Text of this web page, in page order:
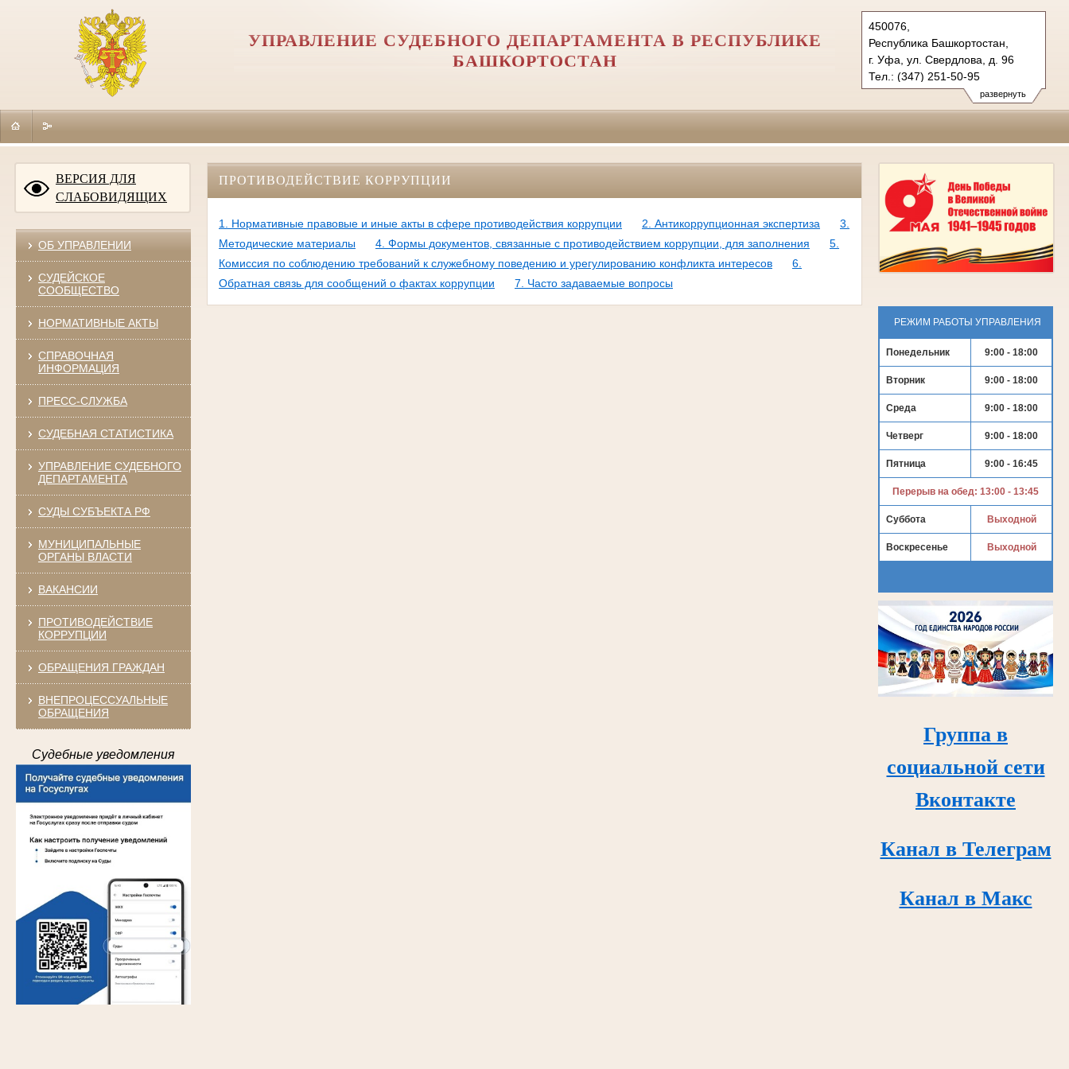
развернуть
450076,
Республика Башкортостан,
г. Уфа, ул. Свердлова, д. 96
Тел.: (347) 251-50-95
usd.bkr@sudrf.ru
показать на карте
УПРАВЛЕНИЕ СУДЕБНОГО ДЕПАРТАМЕНТА В РЕСПУБЛИКЕ
БАШКОРТОСТАН
ВЕРСИЯ ДЛЯ
СЛАБОВИДЯЩИХ
ОБ УПРАВЛЕНИИ
СУДЕЙСКОЕ
СООБЩЕСТВО
НОРМАТИВНЫЕ АКТЫ
СПРАВОЧНАЯ
ИНФОРМАЦИЯ
ПРЕСС-СЛУЖБА
СУДЕБНАЯ СТАТИСТИКА
УПРАВЛЕНИЕ СУДЕБНОГО
ДЕПАРТАМЕНТА
СУДЫ СУБЪЕКТА РФ
МУНИЦИПАЛЬНЫЕ
ОРГАНЫ ВЛАСТИ
ВАКАНСИИ
ПРОТИВОДЕЙСТВИЕ
КОРРУПЦИИ
ОБРАЩЕНИЯ ГРАЖДАН
ВНЕПРОЦЕССУАЛЬНЫЕ
ОБРАЩЕНИЯ
Судебные уведомления
РЕЖИМ РАБОТЫ УПРАВЛЕНИЯ
Понедельник 9:00 - 18:00
Вторник 9:00 - 18:00
Среда 9:00 - 18:00
Четверг 9:00 - 18:00
Пятница 9:00 - 16:45
Перерыв на обед: 13:00 - 13:45
Суббота Выходной
Воскресенье Выходной
Группа в
социальной сети
Вконтакте
Канал в Телеграм
Канал в Макс
ПРОТИВОДЕЙСТВИЕ КОРРУПЦИИ
1. Нормативные правовые и иные акты в сфере противодействия коррупции 2. Антикоррупционная экспертиза
3.
Методические материалы
4. Формы документов, связанные с противодействием коррупции, для заполнения
5.
Комиссия по соблюдению требований к служебному поведению и урегулированию конфликта интересов
6.
Обратная связь для сообщений о фактах коррупции
7. Часто задаваемые вопросы